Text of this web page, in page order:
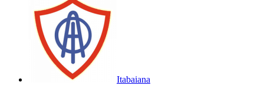
Itabaiana